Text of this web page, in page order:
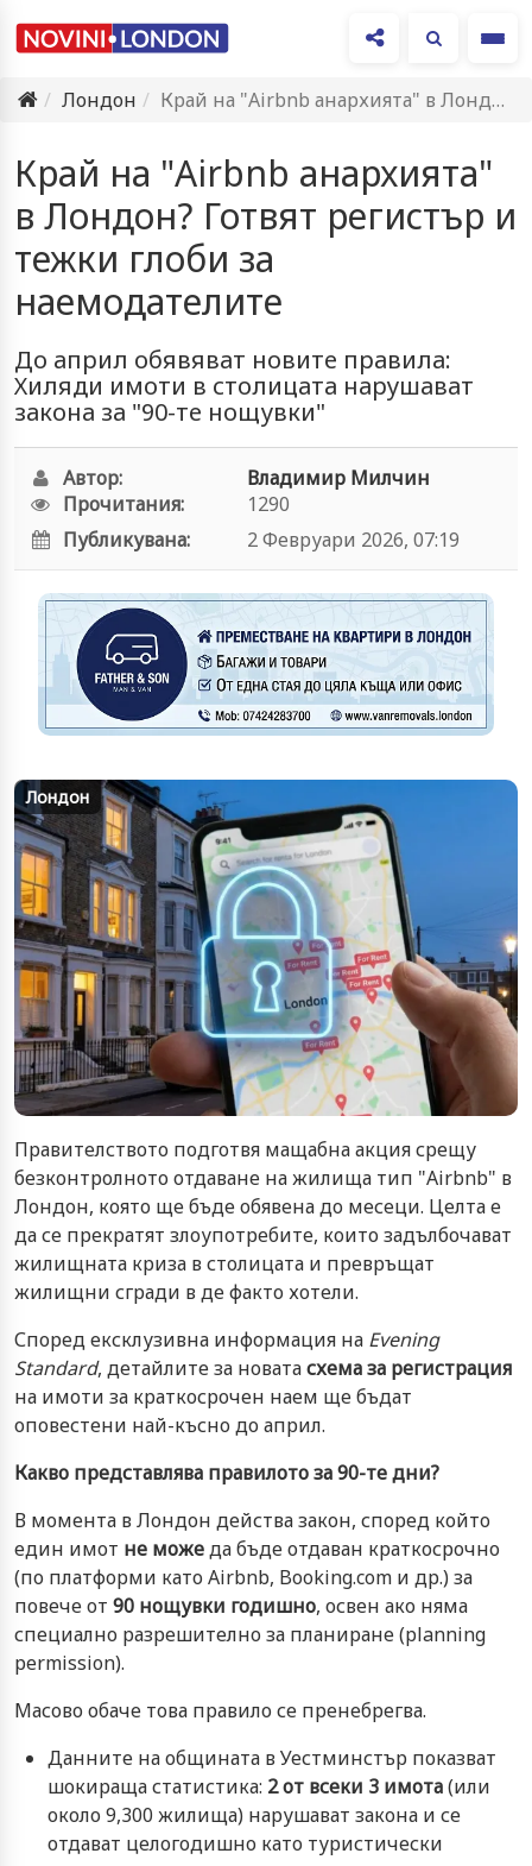
Лондон
Край на "Airbnb анархията" в Лондон? Готвят регистър и тежки…
Край на "Airbnb анархията"
в Лондон? Готвят регистър и
тежки глоби за
наемодателите
До април обявяват новите правила:
Хиляди имоти в столицата нарушават
закона за "90-те нощувки"
Автор:
Владимир Милчин
Прочитания:
1290
Публикувана:
2 Февруари 2026, 07:19
Лондон
Правителството подготвя мащабна акция срещу
безконтролното отдаване на жилища тип "Airbnb" в
Лондон, която ще бъде обявена до месеци. Целта е
да се прекратят злоупотребите, които задълбочават
жилищната криза в столицата и превръщат
жилищни сгради в де факто хотели.
Според ексклузивна информация на Evening
Standard, детайлите за новатасхема за регистрация
на имоти за краткосрочен наем ще бъдат
оповестени най-късно до април.
Какво представлява правилото за 90-те дни?
В момента в Лондон действа закон, според който
един имот не можеда бъде отдаван краткосрочно
(по платформи като Airbnb, Booking.com и др.) за
повече от 90 нощувки годишно, освен ако няма
специално разрешително за планиране (planning
permission).
Масово обаче това правило се пренебрегва.
Данните на общината в Уестминстър показват
шокираща статистика: 2 от всеки 3 имота(или
около 9,300 жилища) нарушават закона и се
отдават целогодишно като туристически